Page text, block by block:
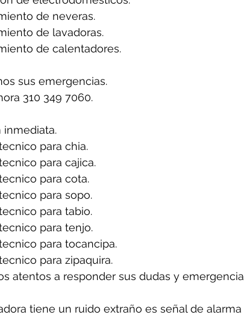
de neveras.
de lavadoras.
de calentadores.
sus emergencias.
310 349 7060.
inmediata.
para chia.
para cajica.
para cota.
para sopo.
para tabio.
para tenjo.
para tocancipa.
para zipaquira.
atentos a responder sus dudas y
tiene un ruido extraño es señal de